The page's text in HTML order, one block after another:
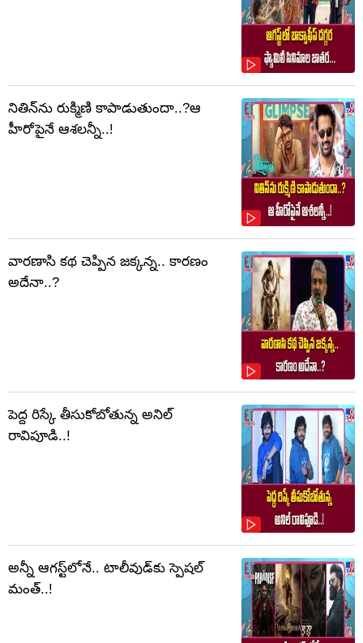
నితిన్‌ను రుక్మిణి కాపాడుతుందా..?ఆ
హీరోపైనే ఆశలన్నీ..!
వారణాసి కథ చెప్పిన జక్కన్న.. కారణం
అదేనా..?
పెద్ద రిస్కే తీసుకోబోతున్న అనిల్
రావిపూడి..!
అన్నీ ఆగస్ట్‌లోనే.. టాలీవుడ్‌కు స్పెషల్
మంత్..!